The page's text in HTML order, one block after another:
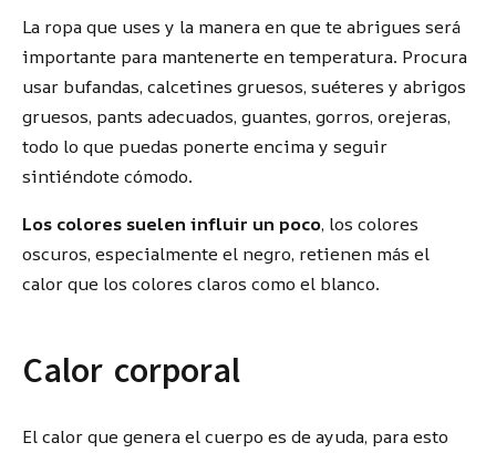
La ropa que uses y la manera en que te abrigues será
importante para mantenerte en temperatura. Procura
usar bufandas, calcetines gruesos, suéteres y abrigos
gruesos, pants adecuados, guantes, gorros, orejeras,
todo lo que puedas ponerte encima y seguir
sintiéndote cómodo.
Los colores suelen influir un poco, los colores
oscuros, especialmente el negro, retienen más el
calor que los colores claros como el blanco.
Calor corporal
El calor que genera el cuerpo es de ayuda, para esto